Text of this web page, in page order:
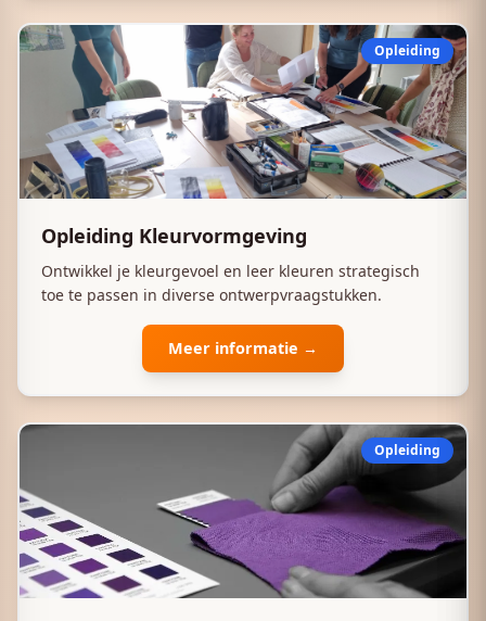
Opleiding
Opleiding Kleurvormgeving
Ontwikkel je kleurgevoel en leer kleuren strategisch
toe te passen in diverse ontwerpvraagstukken.
Meer informatie →
Opleiding